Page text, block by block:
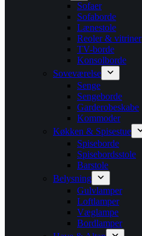
Sofaer
Sofaborde
Lænestole
Reoler & vitriner
TV-borde
Konsolborde
Soveværelse
Senge
Sengeborde
Garderobeskabe
Kommoder
Køkken & Spisestue
Spiseborde
Spisebordsstole
Barstole
Belysning
Gulvlamper
Loftlamper
Væglampe
Bordlamper